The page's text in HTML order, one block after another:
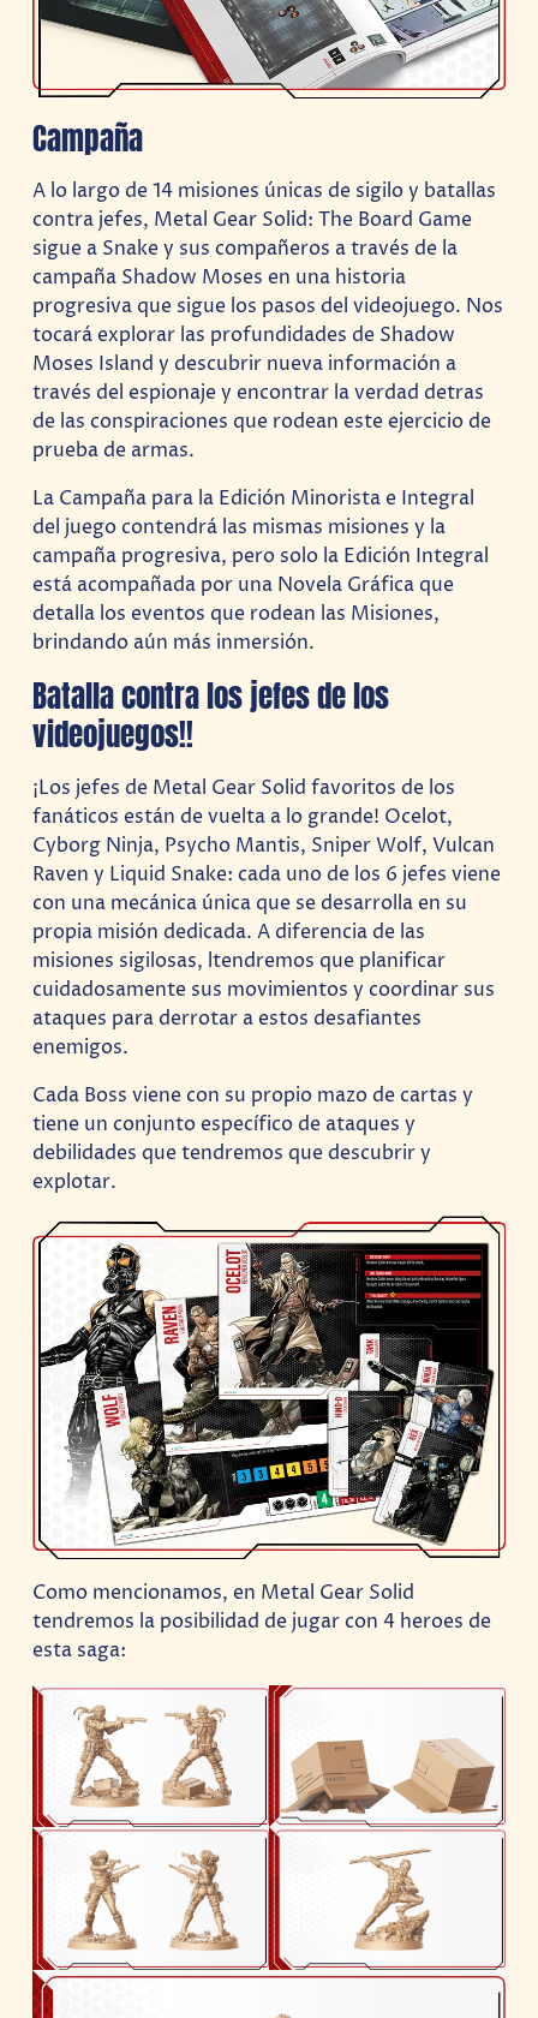
Campaña
A lo largo de 14 misiones únicas de sigilo y batallas
contra jefes, Metal Gear Solid: The Board Game
sigue a Snake y sus compañeros a través de la
campaña Shadow Moses en una historia
progresiva que sigue los pasos del videojuego. Nos
tocará explorar las profundidades de Shadow
Moses Island y descubrir nueva información a
través del espionaje y encontrar la verdad detras
de las conspiraciones que rodean este ejercicio de
prueba de armas.
La Campaña para la Edición Minorista e Integral
del juego contendrá las mismas misiones y la
campaña progresiva, pero solo la Edición Integral
está acompañada por una Novela Gráfica que
detalla los eventos que rodean las Misiones,
brindando aún más inmersión.
Batalla contra los jefes de los
videojuegos!!
¡Los jefes de Metal Gear Solid favoritos de los
fanáticos están de vuelta a lo grande! Ocelot,
Cyborg Ninja, Psycho Mantis, Sniper Wolf, Vulcan
Raven y Liquid Snake: cada uno de los 6 jefes viene
con una mecánica única que se desarrolla en su
propia misión dedicada. A diferencia de las
misiones sigilosas, ltendremos que planificar
cuidadosamente sus movimientos y coordinar sus
ataques para derrotar a estos desafiantes
enemigos.
Cada Boss viene con su propio mazo de cartas y
tiene un conjunto específico de ataques y
debilidades que tendremos que descubrir y
explotar.
Como mencionamos, en Metal Gear Solid
tendremos la posibilidad de jugar con 4 heroes de
esta saga: